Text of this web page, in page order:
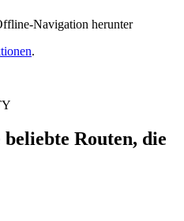
Navigation herunter
.
Routen, die